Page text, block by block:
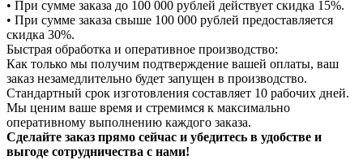
• При сумме заказа до 100 000 рублей действует скидка 15%.
• При сумме заказа свыше 100 000 рублей предоставляется
скидка 30%.
Быстрая обработка и оперативное производство:
Как только мы получим подтверждение вашей оплаты, ваш
заказ незамедлительно будет запущен в производство.
Стандартный срок изготовления составляет 10 рабочих дней.
Мы ценим ваше время и стремимся к максимально
оперативному выполнению каждого заказа.
Сделайте заказ прямо сейчас и убедитесь в удобстве и
выгоде сотрудничества с нами!